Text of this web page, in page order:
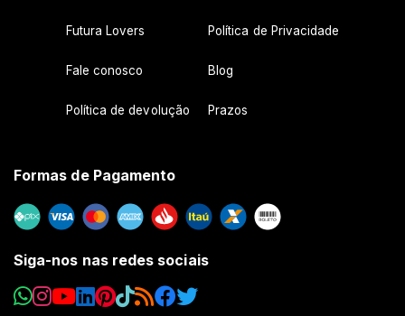
Futura Lovers Política de Privacidade
Fale conosco Blog
Política de devolução Prazos
Formas de Pagamento
Siga-nos nas redes sociais